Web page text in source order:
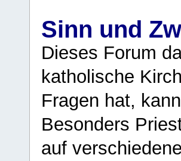
Sinn und
Dieses Forum
katholische
Fragen hat,
Besonders
auf